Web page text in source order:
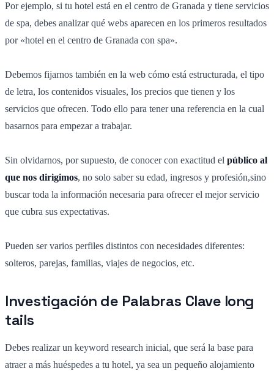
Por ejemplo, si tu hotel está en el centro de Granada y tiene servicios
de spa, debes analizar qué webs aparecen en los primeros resultados
por «hotel en el centro de Granada con spa».
Debemos fijarnos también en la web cómo está estructurada, el tipo
de letra, los contenidos visuales, los precios que tienen y los
servicios que ofrecen. Todo ello para tener una referencia en la cual
basarnos para empezar a trabajar.
Sin olvidarnos, por supuesto, de conocer con exactitud el público al
que nos dirigimos, no solo saber su edad, ingresos y profesión,sino
buscar toda la información necesaria para ofrecer el mejor servicio
que cubra sus expectativas.
Pueden ser varios perfiles distintos con necesidades diferentes:
solteros, parejas, familias, viajes de negocios, etc.
Investigación de Palabras Clave long
tails
Debes realizar un keyword research inicial, que será la base para
atraer a más huéspedes a tu hotel, ya sea un pequeño alojamiento